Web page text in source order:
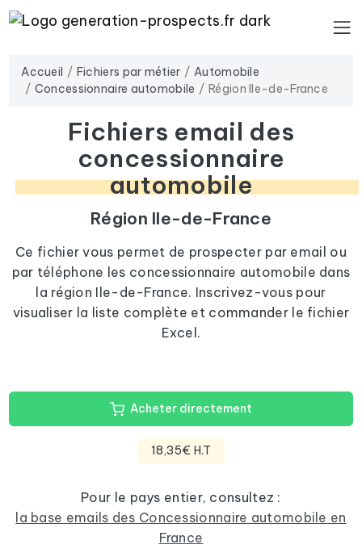
Accueil Fichiers par métier
Automobile
Concessionnaire automobile
Région Ile-de-France
Fichiers email des
concessionnaire
automobile
Région Ile-de-France
Ce fichier vous permet de prospecter par email ou
par téléphone les concessionnaire automobile dans
la région Ile-de-France. Inscrivez-vous pour
visualiser la liste complète et commander le fichier
Excel.
Acheter directement
18,35€ H.T
Pour le pays entier, consultez :
la base emails des Concessionnaire automobile en
France